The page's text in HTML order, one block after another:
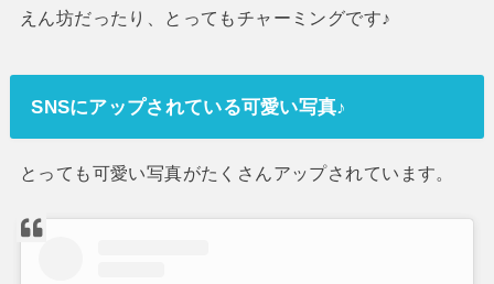
えん坊だったり、とってもチャーミングです♪
SNSにアップされている可愛い写真♪
とっても可愛い写真がたくさんアップされています。